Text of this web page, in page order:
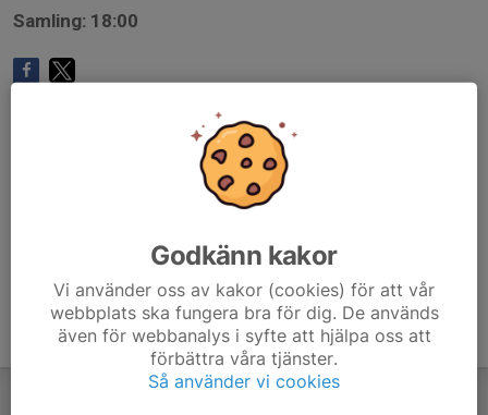
Samling: 18:00
Godkänn kakor
Vi använder oss av kakor (cookies) för att vår
webbplats ska fungera bra för dig. De används
även för webbanalys i syfte att hjälpa oss att
förbättra våra tjänster.
Så använder vi cookies